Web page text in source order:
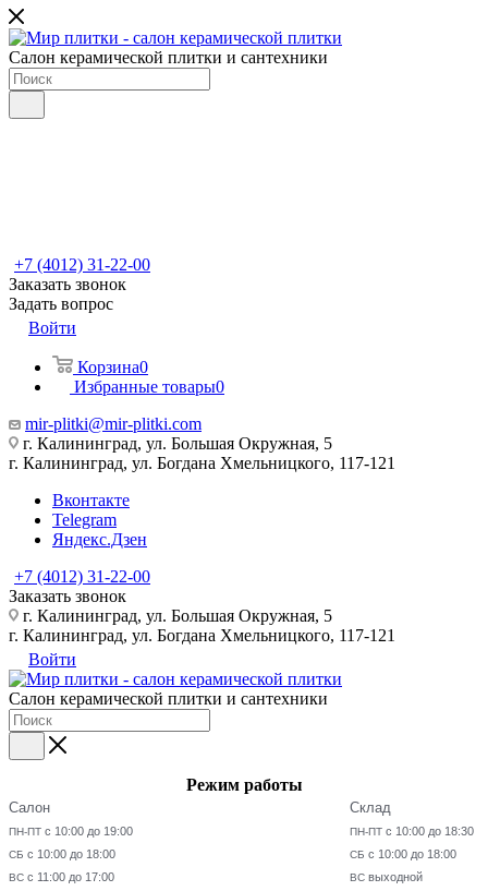
Салон керамической плитки и сантехники
+7 (4012) 31-22-00
Заказать звонок
Задать вопрос
Войти
Корзина0
Избранные товары0
mir-plitki@mir-plitki.com
г. Калининград, ул. Большая Окружная, 5
г. Калининград, ул. Богдана Хмельницкого, 117-121
Вконтакте
Telegram
Яндекс.Дзен
+7 (4012) 31-22-00
Заказать звонок
г. Калининград, ул. Большая Окружная, 5
г. Калининград, ул. Богдана Хмельницкого, 117-121
Войти
Салон керамической плитки и сантехники
Режим работы
Салон
ПН-ПТ с 10:00 до 19:00
СБ с 10:00 до 18:00
ВС с 11:00 до 17:00
Склад
ПН-ПТ с 10:00 до 18:30
СБ с 10:00 до 18:00
ВС выходной